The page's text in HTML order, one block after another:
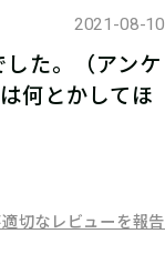
2021-08-10
た。（アンケ
何とかしてほ
切なレビューを報告